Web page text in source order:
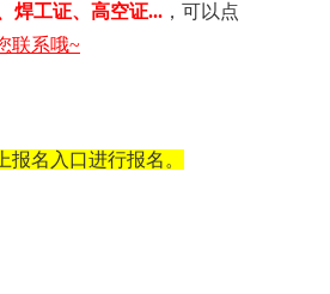
焊工证 、 高空证... ，可以点
联系哦~
名入口进行报名。